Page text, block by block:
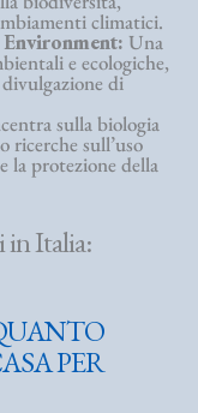
climatici.
Una
e ecologiche,
di
sulla biologia
ricerche sull’uso
la protezione della
in Italia:
PER